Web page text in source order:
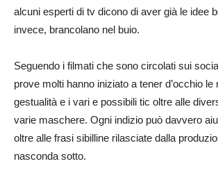
alcuni esperti di tv dicono di aver già le idee
invece, brancolano nel buio.
Seguendo i filmati che sono circolati sui
prove molti hanno iniziato a tener d’occhio le
gestualità e i vari e possibili tic oltre alle
varie maschere. Ogni indizio può davvero
oltre alle frasi sibilline rilasciate dalla
nasconda sotto.